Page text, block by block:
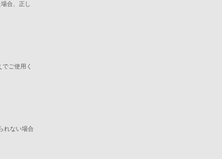
合、正し
ご使用く
れない場合